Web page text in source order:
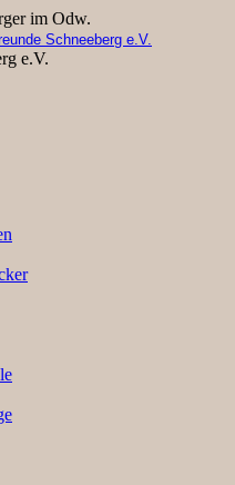
Schneeberg e.V.